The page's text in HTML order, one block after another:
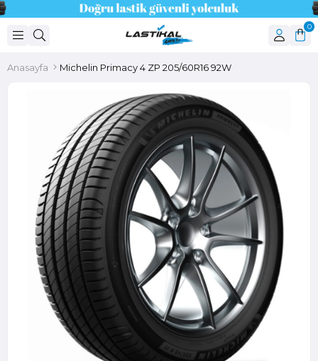
0
Anasayfa Michelin Primacy 4 ZP 205/60R16 92W